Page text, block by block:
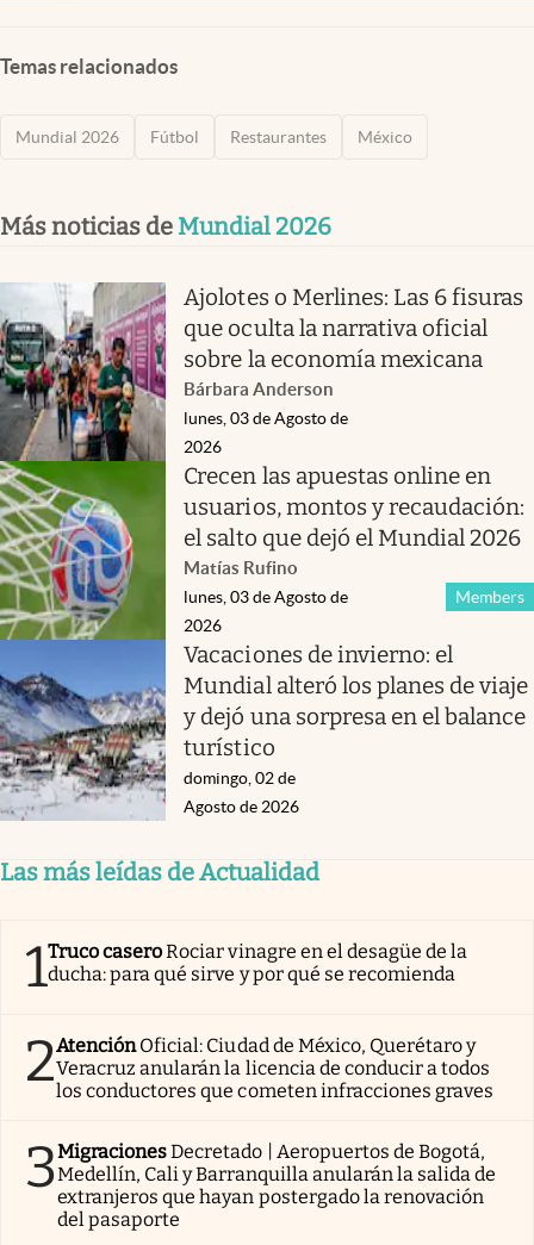
Temas relacionados
Mundial 2026 Fútbol Restaurantes México
Más noticias de Mundial 2026
Ajolotes o Merlines: Las 6 fisuras
que oculta la narrativa oficial
sobre la economía mexicana
Bárbara Anderson
lunes, 03 de Agosto de
2026
Crecen las apuestas online en
usuarios, montos y recaudación:
el salto que dejó el Mundial 2026
Matías Rufino
Members
lunes, 03 de Agosto de
2026
Vacaciones de invierno: el
Mundial alteró los planes de viaje
y dejó una sorpresa en el balance
turístico
domingo, 02 de
Agosto de 2026
Las más leídas de Actualidad
1Truco caseroRociar vinagre en el desagüe de la
ducha: para qué sirve y por qué se recomienda
2AtenciónOficial: Ciudad de México, Querétaro y
Veracruz anularán la licencia de conducir a todos
los conductores que cometen infracciones graves
3MigracionesDecretado | Aeropuertos de Bogotá,
Medellín, Cali y Barranquilla anularán la salida de
extranjeros que hayan postergado la renovación
del pasaporte